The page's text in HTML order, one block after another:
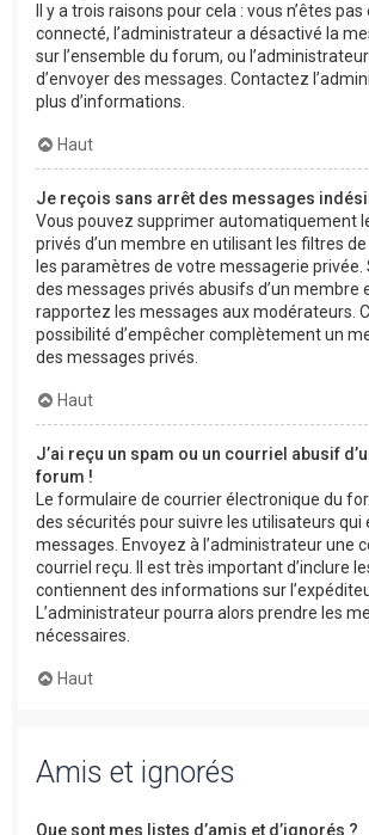
Il y a trois raisons pour cela : vous n’êtes
connecté, l’administrateur a désactivé la
sur l’ensemble du forum, ou
d’envoyer des messages. Contactez
plus d’informations.
Haut
Je reçois sans arrêt des messages
Vous pouvez supprimer automatiquement
privés d’un membre en utilisant les filtres
les paramètres de votre messagerie privée.
des messages privés abusifs d’un membre
rapportez les messages aux modérateurs.
possibilité d’empêcher complètement un
des messages privés.
Haut
J’ai reçu un spam ou un courriel abusif
forum !
Le formulaire de courrier électronique du
des sécurités pour suivre les utilisateurs qui
messages. Envoyez à l’administrateur une
courriel reçu. Il est très important d’inclure
contiennent des informations sur
L’administrateur pourra alors prendre les
nécessaires.
Haut
Amis et ignorés
Que sont mes listes d’amis et d’ignorés ?